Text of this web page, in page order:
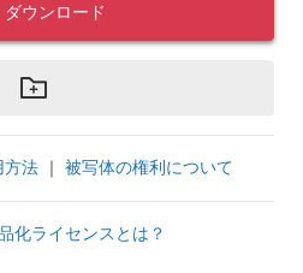
ダウンロード
方法 ｜ 被写体の権利について
化ライセンスとは？